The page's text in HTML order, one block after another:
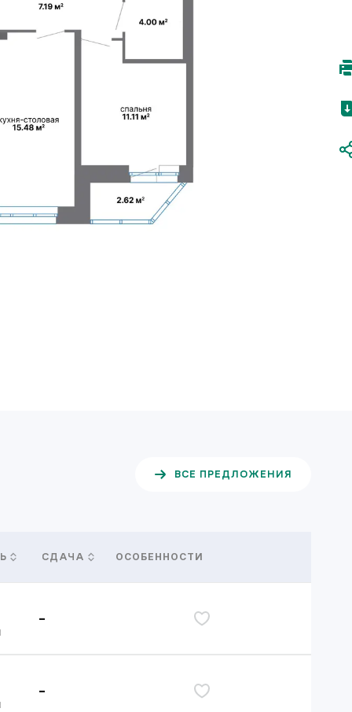
ВСЕ ПРЕДЛОЖЕНИЯ
СДАЧА ОСОБЕННОСТИ
-
-